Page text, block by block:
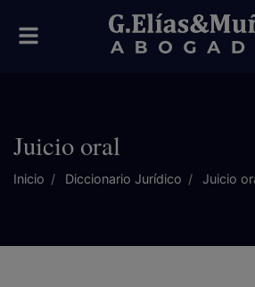
Alternar
navegación
Juicio oral
Inicio Diccionario Jurídico Juicio